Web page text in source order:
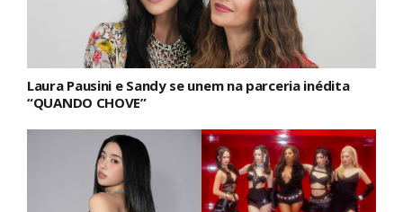
Laura Pausini e Sandy se unem na parceria inédita
“QUANDO CHOVE”